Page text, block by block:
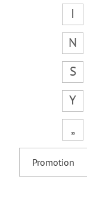
I
N
S
Y
„